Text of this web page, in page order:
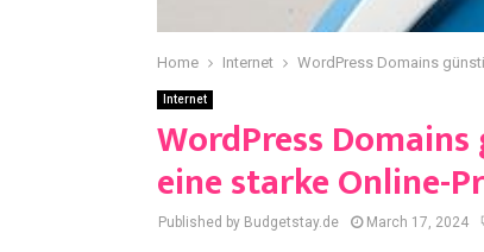
Home Internet WordPress Domains
Internet
WordPress
eine starke Online-
Published by Budgetstay.de March 17, 2024